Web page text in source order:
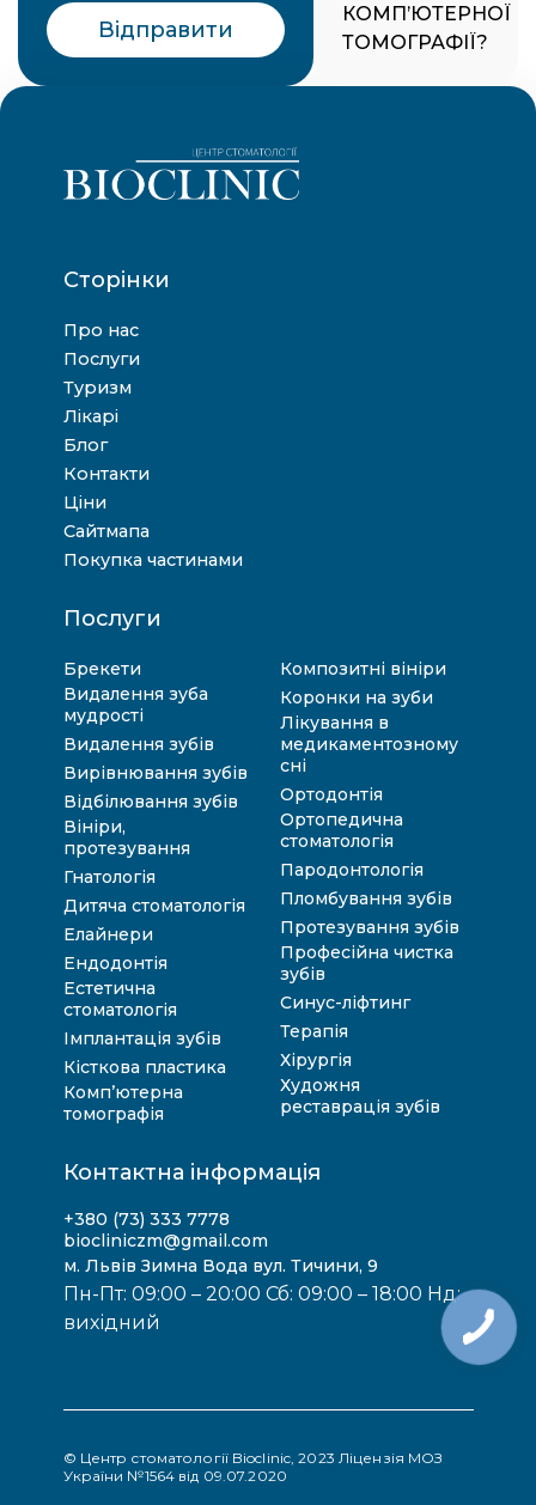
Відправити
КОМП’ЮТЕРНОЇ
ТОМОГРАФІЇ?
Сторінки
Про нас
Послуги
Туризм
Лікарі
Блог
Контакти
Ціни
Сайтмапа
Покупка частинами
Послуги
Брекети
Видалення зуба
мудрості
Видалення зубів
Вирівнювання зубів
Відбілювання зубів
Вініри,
протезування
Гнатологія
Дитяча стоматологія
Елайнери
Ендодонтія
Естетична
стоматологія
Імплантація зубів
Кісткова пластика
Комп’ютерна
томографія
Композитні вініри
Коронки на зуби
Лікування в
медикаментозному
сні
Ортодонтія
Ортопедична
стоматологія
Пародонтологія
Пломбування зубів
Протезування зубів
Професійна чистка
зубів
Синус-ліфтинг
Терапія
Хірургія
Художня
реставрація зубів
Контактна інформація
+380 (73) 333 7778
biocliniczm@gmail.com
м. Львів Зимна Вода вул. Тичини, 9
Пн-Пт: 09:00 – 20:00 Сб: 09:00 – 18:00 Нд:
вихідний
© Центр стоматології Bioclinic, 2023 Ліцензія МОЗ
України №1564 від 09.07.2020